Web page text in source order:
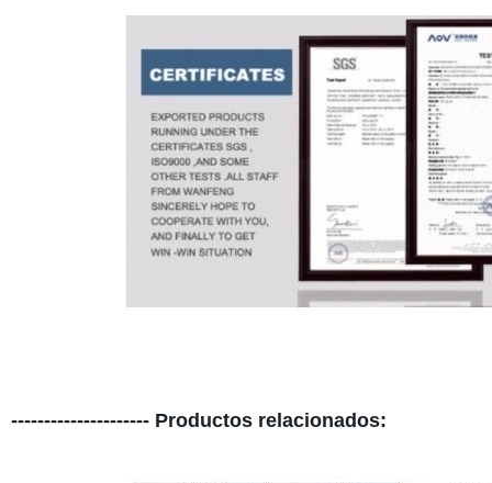
--------------------- Productos relacionados: